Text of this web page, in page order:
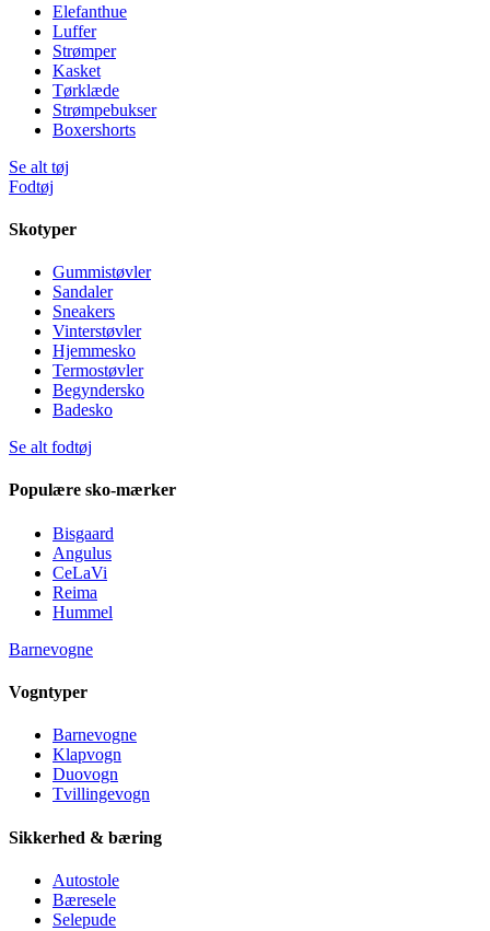
Elefanthue
Luffer
Strømper
Kasket
Tørklæde
Strømpebukser
Boxershorts
Se alt tøj
Fodtøj
Skotyper
Gummistøvler
Sandaler
Sneakers
Vinterstøvler
Hjemmesko
Termostøvler
Begyndersko
Badesko
Se alt fodtøj
Populære sko-mærker
Bisgaard
Angulus
CeLaVi
Reima
Hummel
Barnevogne
Vogntyper
Barnevogne
Klapvogn
Duovogn
Tvillingevogn
Sikkerhed & bæring
Autostole
Bæresele
Selepude